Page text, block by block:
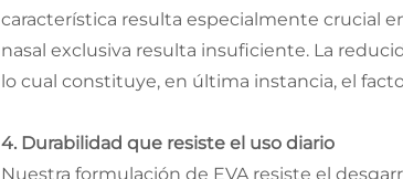
característica resulta especialmente crucial
nasal exclusiva resulta insuficiente. La
lo cual constituye, en última instancia, el
4. Durabilidad que resiste el uso diario
Nuestra formulación de EVA resiste el